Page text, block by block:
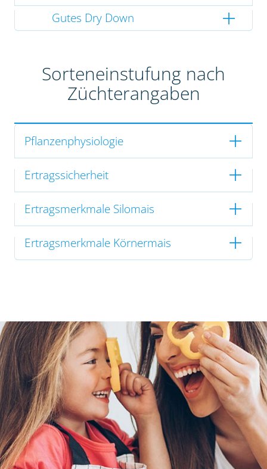
Gutes Dry Down
Sorteneinstufung nach
Züchterangaben
Pflanzenphysiologie
Ertragssicherheit
Ertragsmerkmale Silomais
Ertragsmerkmale Körnermais